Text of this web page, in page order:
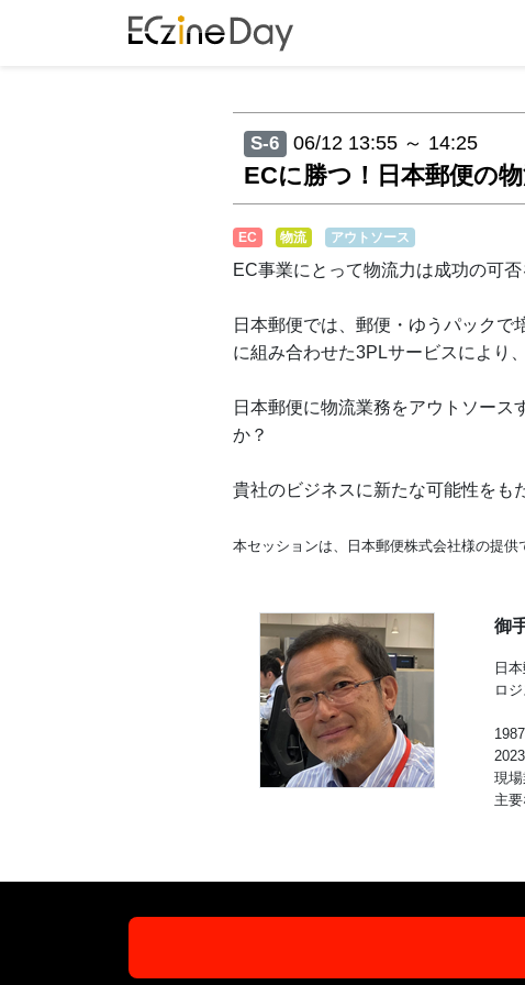
S-6 06/12 13:55 ～ 14:25
ECに勝つ！日本郵便の
EC 物流 アウトソース
EC事業にとって物流力は成功の可否
日本郵便では、郵便・ゆうパック
に組み合わせた3PLサービスにより
日本郵便に物流業務をアウトソー
か？
貴社のビジネスに新たな可能性をも
本セッションは、日本郵便株式会社様の提供
御
日
ロ
現
主